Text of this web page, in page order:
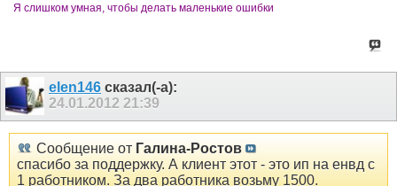
Я слишком умная, чтобы делать маленькие ошибки
elen146 сказал(-а):
24.01.2012 21:39
Сообщение от Галина-Ростов
спасибо за поддержку. А клиент этот - это ип на енвд с
1 работником. За два работника возьму 1500.